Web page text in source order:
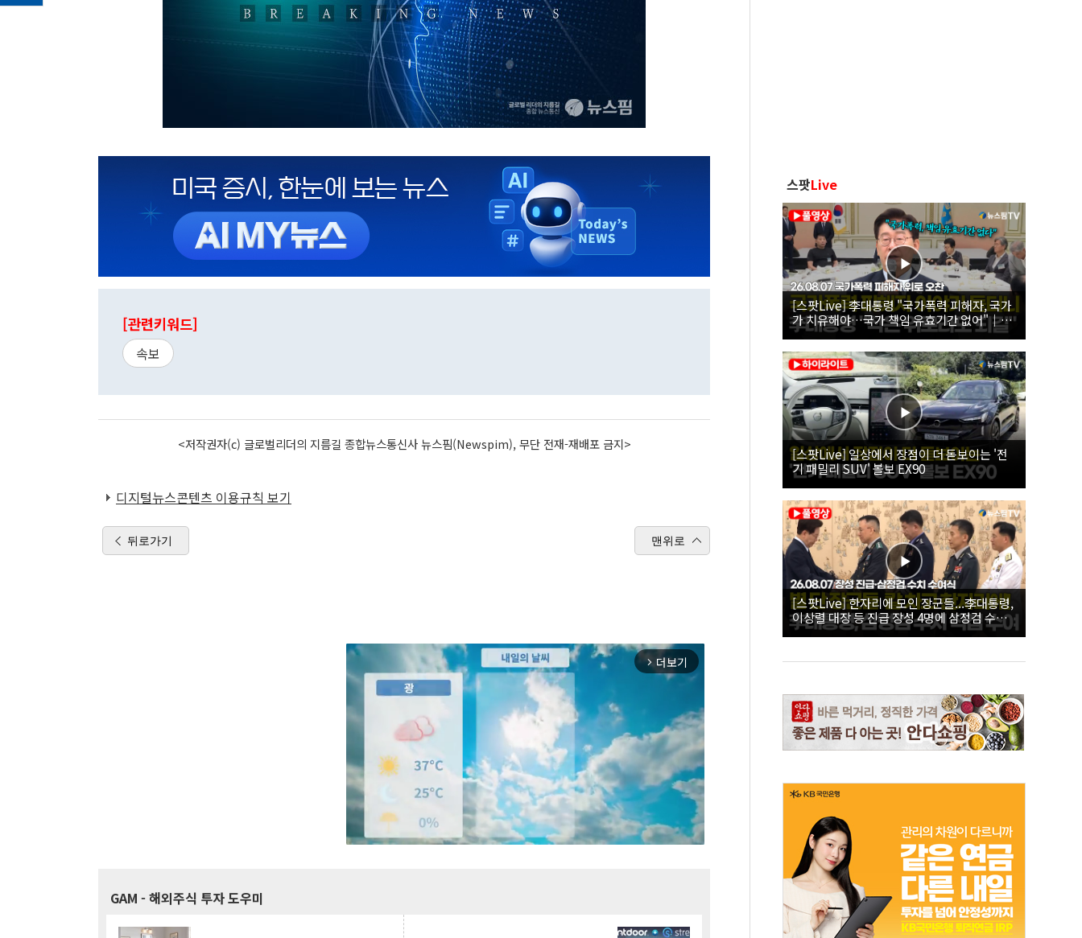
[관련키워드]
속보
<저작권자(c) 글로벌리더의 지름길 종합뉴스통신사 뉴스핌(Newspim), 무단 전재-재배포 금지>
디지털뉴스콘텐츠 이용규칙 보기
뒤로가기 맨위로
arrow_forward_ios 더보기
GAM - 해외주식 투자 도우미
스팟Live
[스팟Live] 李대통령 "국가폭력 피해자, 국가
가 치유해야…국가 책임 유효기간 없어"｜
26.08.07 국가폭력 피해자 위로 오찬
[스팟Live] 일상에서 장점이 더 돋보이는 '전
기 패밀리 SUV' 볼보 EX90
[스팟Live] 한자리에 모인 장군들...李대통령,
이상렬 대장 등 진급 장성 4명에 삼정검 수치
직접 수여｜26.08.07 장성 진급·삼정검 수치